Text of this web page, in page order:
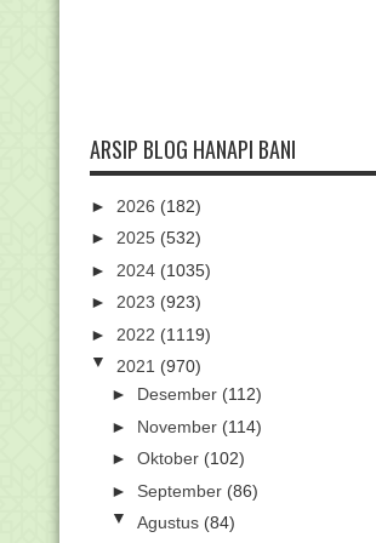
ARSIP BLOG HANAPI BANI
► 2026 (182)
► 2025 (532)
► 2024 (1035)
► 2023 (923)
► 2022 (1119)
▼ 2021 (970)
► Desember (112)
► November (114)
► Oktober (102)
► September (86)
▼ Agustus (84)